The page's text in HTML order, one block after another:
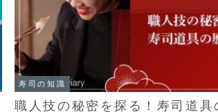
寿司の知識
職人技の秘密を探る！寿司道具